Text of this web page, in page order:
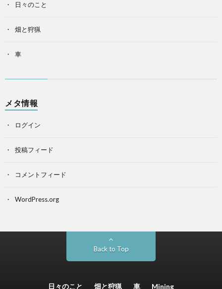
日々のこと
畑と狩猟
車
メタ情報
ログイン
投稿フィード
コメントフィード
WordPress.org
Back to Top
日々のこと 畑と狩猟 車 Mining